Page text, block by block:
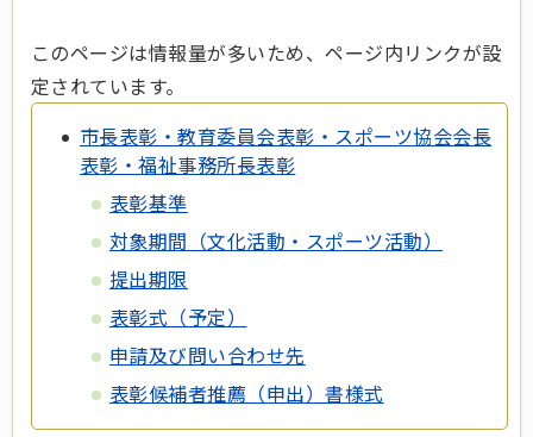
このページは情報量が多いため、ページ内リンクが設
定されています。
市長表彰・教育委員会表彰・スポーツ協会会長
表彰・福祉事務所長表彰
表彰基準
対象期間（文化活動・スポーツ活動）
提出期限
表彰式（予定）
申請及び問い合わせ先
表彰候補者推薦（申出）書様式